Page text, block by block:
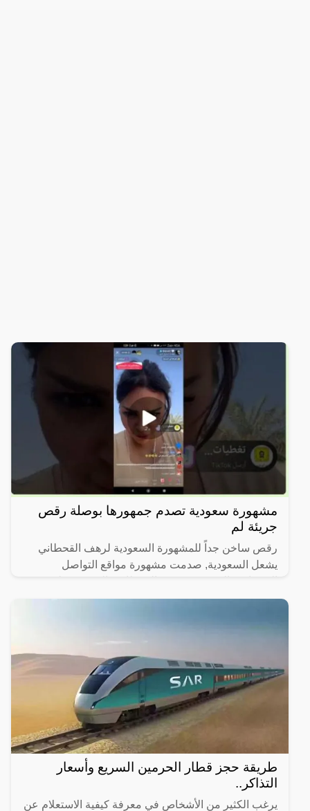
مشهورة سعودية تصدم جمهورها بوصلة رقص
جريئة لم
رقص ساخن جداً للمشهورة السعودية لرهف القحطاني
يشعل السعودية, صدمت مشهورة مواقع التواصل
رقصها والميكاج الذي
طريقة حجز قطار الحرمين السريع وأسعار
التذاكر..
يرغب الكثير من الأشخاص في معرفة كيفية الاستعلام عن